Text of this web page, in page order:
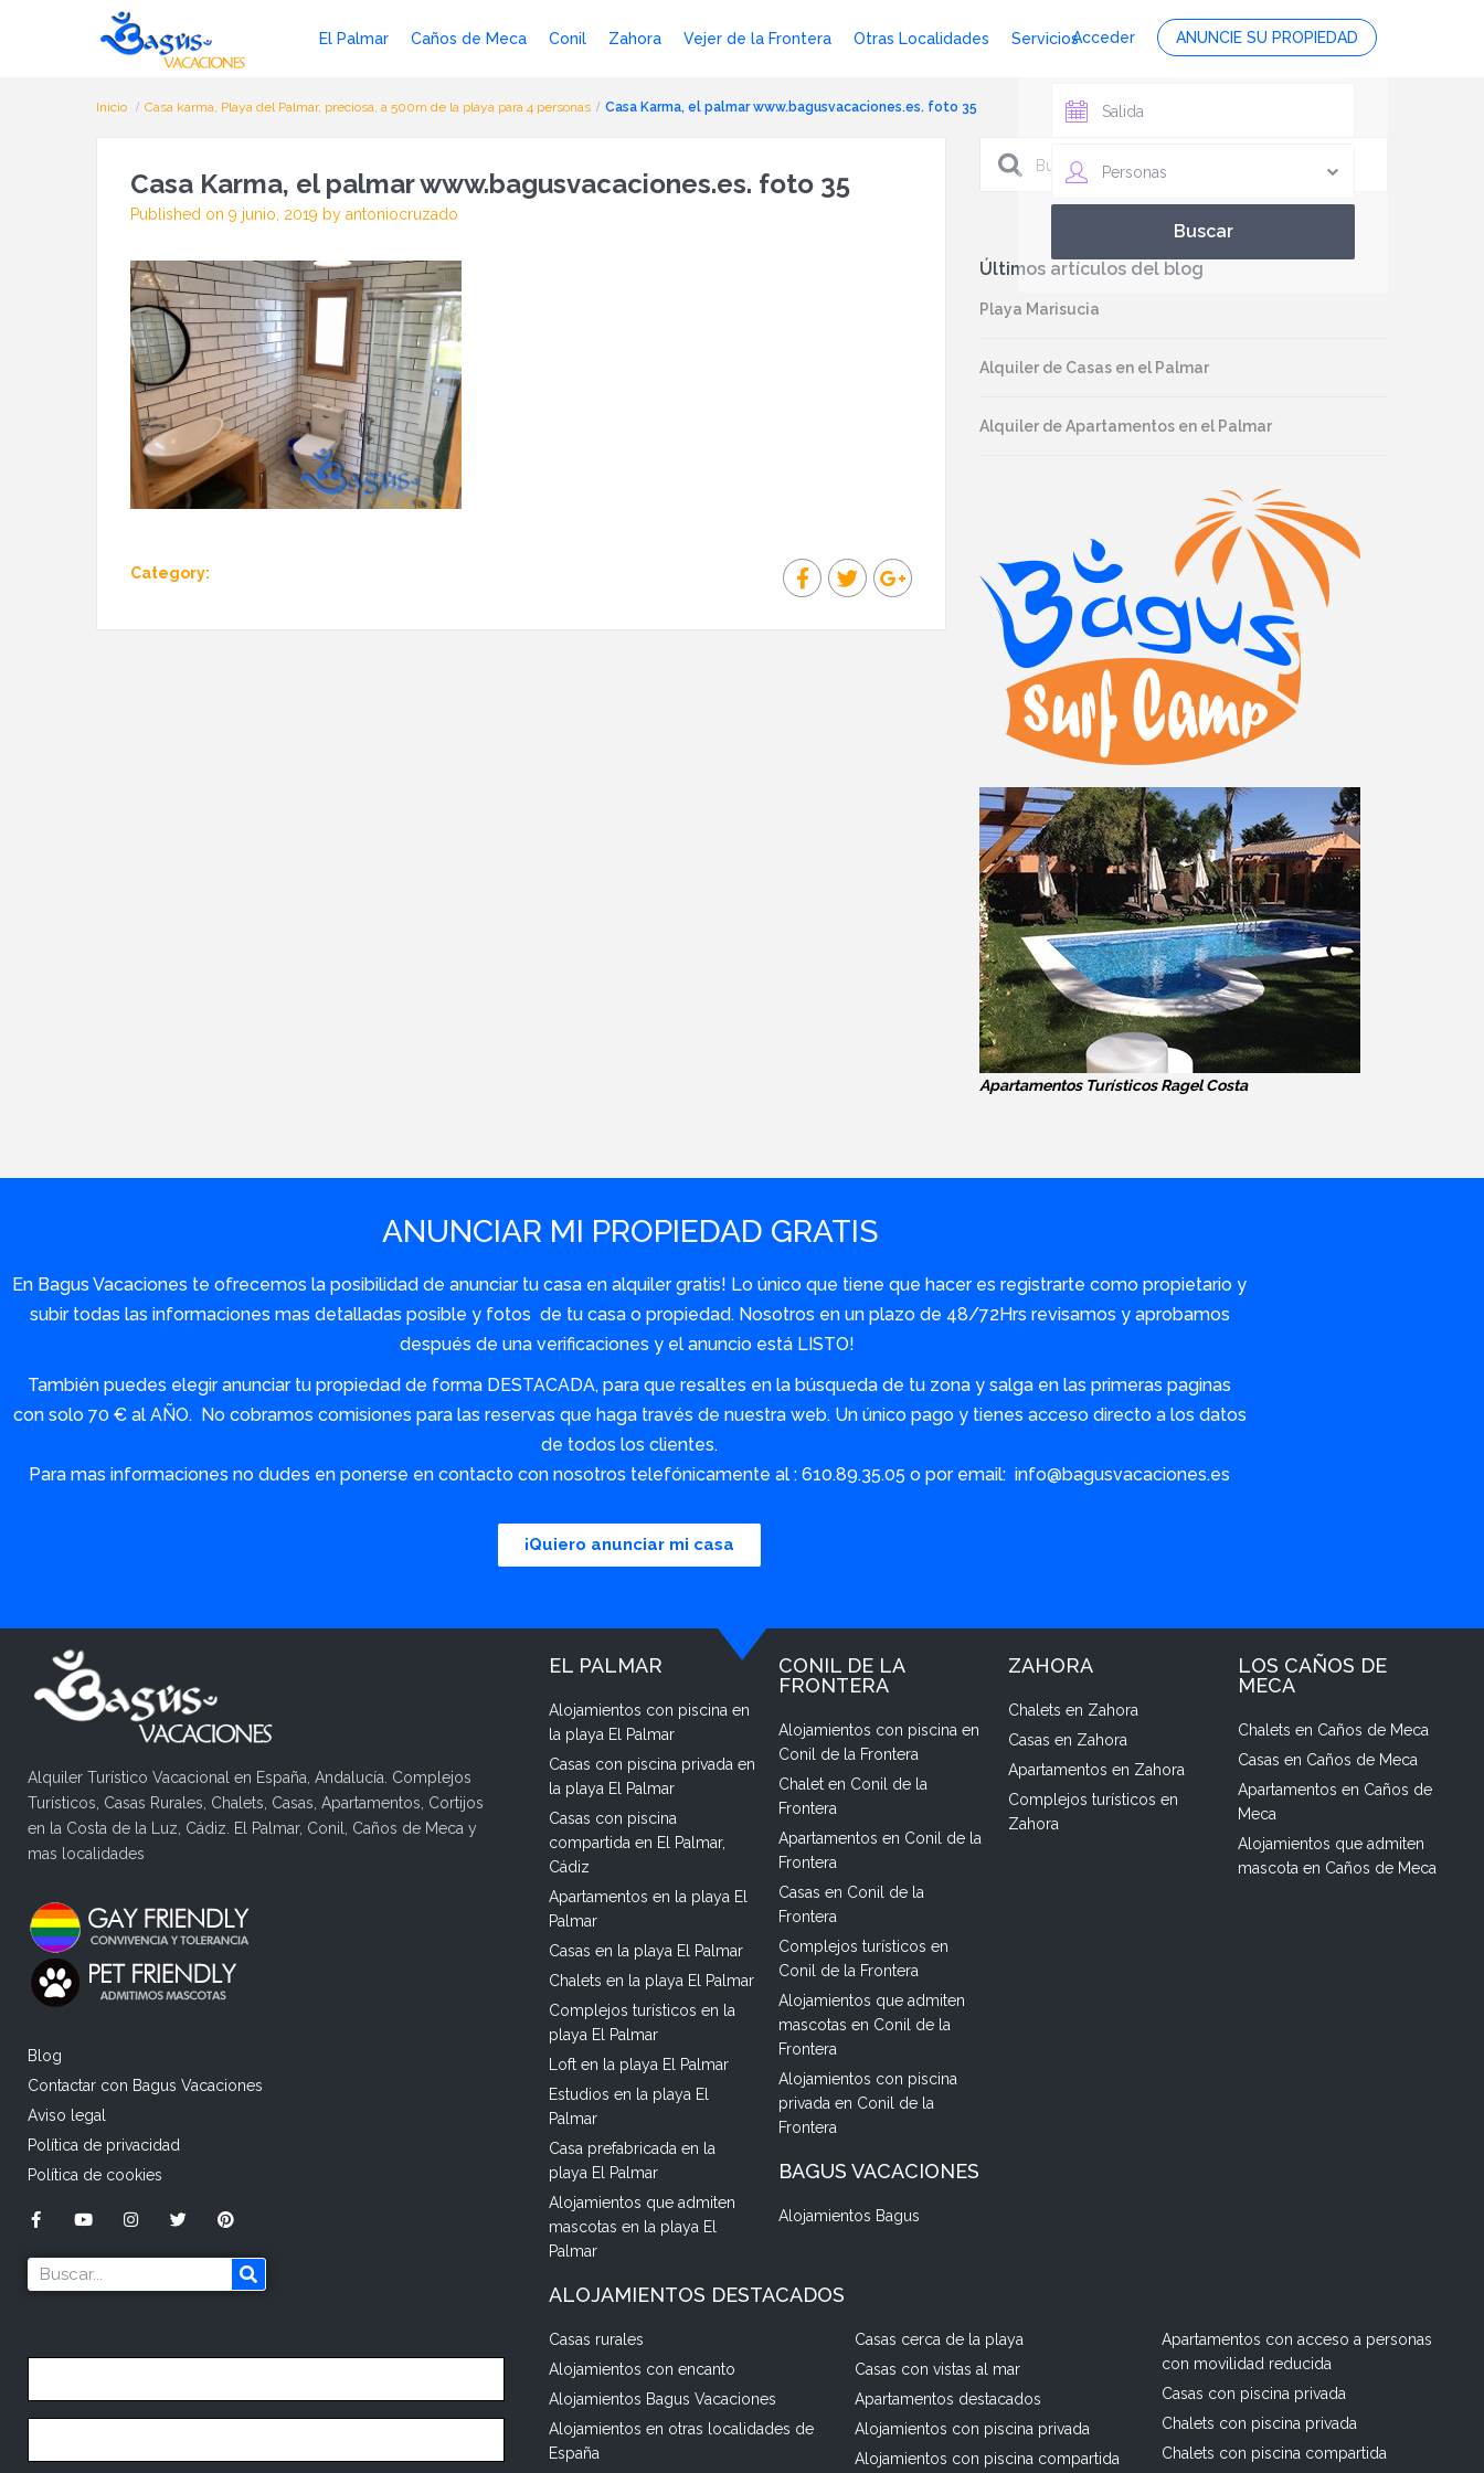
Acceder ANUNCIE SU PROPIEDAD
El Palmar Caños de Meca Conil Zahora Vejer de la Frontera Otras Localidades Servicios
Personas
Inicio Casa karma, Playa del Palmar, preciosa, a 500m de la playa para 4 personas Casa Karma, el palmar www.bagusvacaciones.es. foto 35
Casa Karma, el palmar www.bagusvacaciones.es. foto 35
Published on 9 junio, 2019 by antoniocruzado
Category:
Últimos artículos del blog
Playa Marisucia
Alquiler de Casas en el Palmar
Alquiler de Apartamentos en el Palmar
Apartamentos Turísticos Ragel Costa
ANUNCIAR MI PROPIEDAD GRATIS
En Bagus Vacaciones te ofrecemos la posibilidad de anunciar tu casa en alquiler gratis! Lo único que tiene que hacer es registrarte como propietario y
subir todas las informaciones mas detalladas posible y fotos de tu casa o propiedad. Nosotros en un plazo de 48/72Hrs revisamos y aprobamos
después de una verificaciones y el anuncio está LISTO!
También puedes elegir anunciar tu propiedad de forma DESTACADA, para que resaltes en la búsqueda de tu zona y salga en las primeras paginas
con solo 70 € al AÑO. No cobramos comisiones para las reservas que haga través de nuestra web. Un único pago y tienes acceso directo a los datos
de todos los clientes.
Para mas informaciones no dudes en ponerse en contacto con nosotros telefónicamente al : 610.89.35.05 o por email: info@bagusvacaciones.es
¡Quiero anunciar mi casa
Alquiler Turístico Vacacional en España, Andalucía. Complejos
Turísticos, Casas Rurales, Chalets, Casas, Apartamentos, Cortijos
en la Costa de la Luz, Cádiz. El Palmar, Conil, Caños de Meca y
mas localidades
Blog
Contactar con Bagus Vacaciones
Aviso legal
Política de privacidad
Política de cookies
EL PALMAR
Alojamientos con piscina en
la playa El Palmar
Casas con piscina privada en
la playa El Palmar
Casas con piscina
compartida en El Palmar,
Cádiz
Apartamentos en la playa El
Palmar
Casas en la playa El Palmar
Chalets en la playa El Palmar
Complejos turísticos en la
playa El Palmar
Loft en la playa El Palmar
Estudios en la playa El
Palmar
Casa prefabricada en la
playa El Palmar
Alojamientos que admiten
mascotas en la playa El
Palmar
CONIL DE LA
FRONTERA
Alojamientos con piscina en
Conil de la Frontera
Chalet en Conil de la
Frontera
Apartamentos en Conil de la
Frontera
Casas en Conil de la
Frontera
Complejos turísticos en
Conil de la Frontera
Alojamientos que admiten
mascotas en Conil de la
Frontera
Alojamientos con piscina
privada en Conil de la
Frontera
BAGUS VACACIONES
Alojamientos Bagus
ZAHORA
Chalets en Zahora
Casas en Zahora
Apartamentos en Zahora
Complejos turísticos en
Zahora
LOS CAÑOS DE
MECA
Chalets en Caños de Meca
Casas en Caños de Meca
Apartamentos en Caños de
Meca
Alojamientos que admiten
mascota en Caños de Meca
ALOJAMIENTOS DESTACADOS
Casas rurales
Alojamientos con encanto
Alojamientos Bagus Vacaciones
Alojamientos en otras localidades de
España
Casas cerca de la playa
Casas con vistas al mar
Apartamentos destacados
Alojamientos con piscina privada
Alojamientos con piscina compartida
Apartamentos con acceso a personas
con movilidad reducida
Casas con piscina privada
Chalets con piscina privada
Chalets con piscina compartida